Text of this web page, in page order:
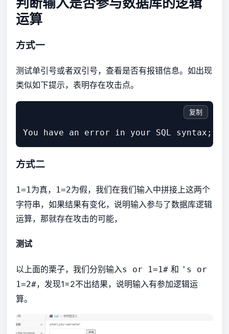
运算
方式一
测试单引号或者双引号，查看是否有报错信息。如出现
类似如下提示，表明存在攻击点。
复制
方式二
1=1为真， 1=2为假，我们在我们输入中拼接上这两个
字符串，如果结果有变化，说明输入参与了数据库逻辑
运算，那就存在攻击的可能，
测试
以上面的栗子，我们分别输入s or 1=1# 和 's or
1=2#，发现1=2不出结果，说明输入有参加逻辑运
算。